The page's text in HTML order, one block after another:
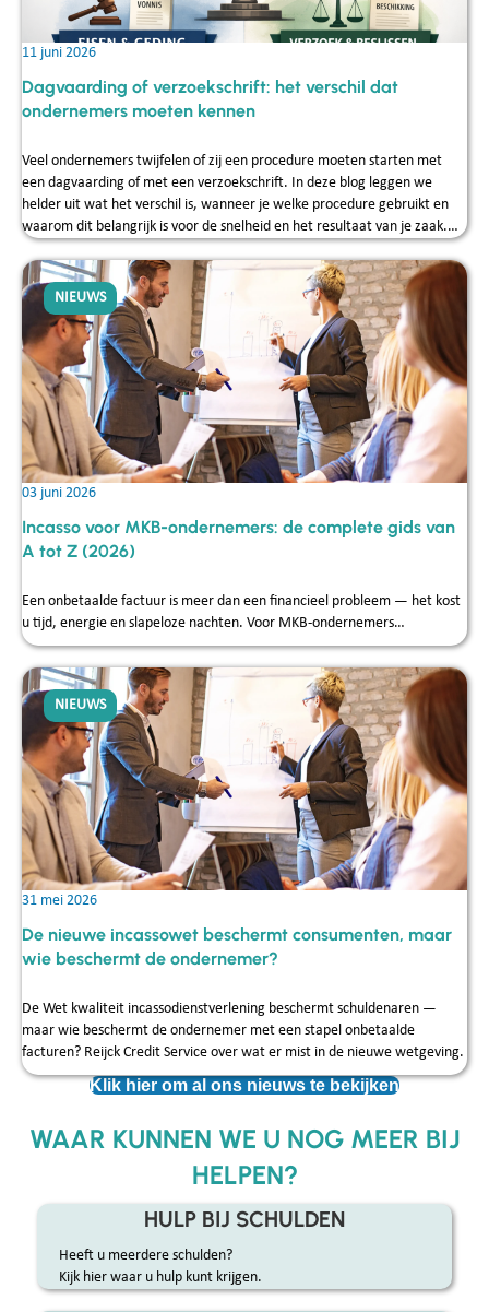
11 juni 2026
Dagvaarding of verzoekschrift: het verschil dat
ondernemers moeten kennen
Veel ondernemers twijfelen of zij een procedure moeten starten met
een dagvaarding of met een verzoekschrift. In deze blog leggen we
helder uit wat het verschil is, wanneer je welke procedure gebruikt en
waarom dit belangrijk is voor de snelheid en het resultaat van je zaak.
de juiste juridische route, zodat fouten worden voorkomen en
vorderingen effectief kunnen worden geïncasseerd.
NIEUWS
03 juni 2026
Incasso voor MKB-ondernemers: de complete gids van
A tot Z (2026)
Een onbetaalde factuur is meer dan een financieel probleem — het kost
u tijd, energie en slapeloze nachten. Voor MKB-ondernemers…
NIEUWS
31 mei 2026
De nieuwe incassowet beschermt consumenten, maar
wie beschermt de ondernemer?
De Wet kwaliteit incassodienstverlening beschermt schuldenaren —
maar wie beschermt de ondernemer met een stapel onbetaalde
facturen? Reijck Credit Service over wat er mist in de nieuwe wetgeving.
Klik hier om al ons nieuws te bekijken
WAAR KUNNEN WE U NOG MEER BIJ
HELPEN?
HULP BIJ SCHULDEN
Heeft u meerdere schulden?
Kijk hier waar u hulp kunt krijgen.